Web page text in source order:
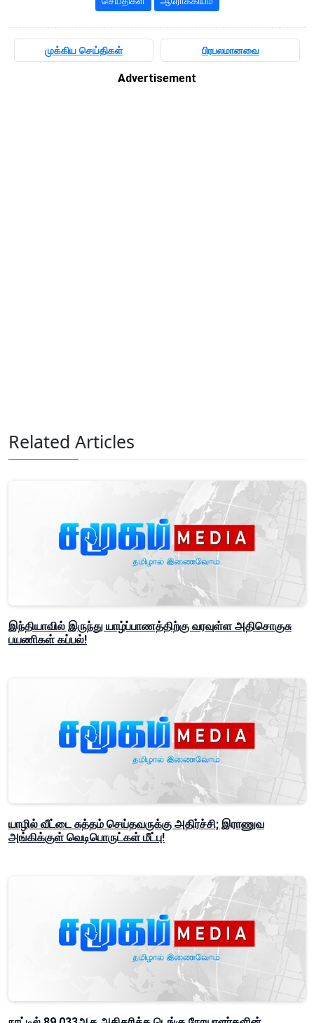
முக்கிய செய்திகள் பிரபலமானவை
Advertisement
Related Articles
இந்தியாவில் இருந்து யாழ்ப்பாணத்திற்கு வரவுள்ள அதிசொகுசு
பயணிகள் கப்பல்!
யாழில் வீட்டை சுத்தம் செய்தவருக்கு அதிர்ச்சி; இராணுவ
அங்கிக்குள் வெடிபொருட்கள் மீட்பு!